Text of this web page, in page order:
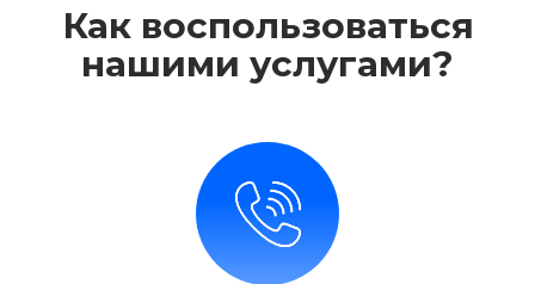
Как воспользоваться
нашими услугами?